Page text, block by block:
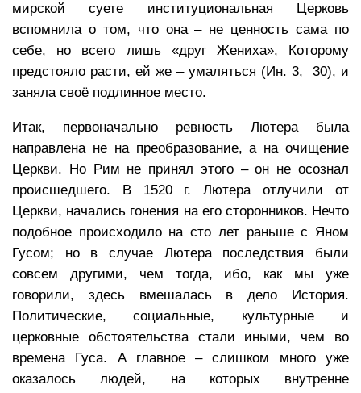
мирской суете институциональная Церковь
вспомнила о том, что она – не ценность сама по
себе, но всего лишь «друг Жениха», Которому
предстояло расти, ей же – умаляться (Ин. 3, 30), и
заняла своё подлинное место.
Итак, первоначально ревность Лютера была
направлена не на преобразование, а на очищение
Церкви. Но Рим не принял этого – он не осознал
происшедшего. В 1520 г. Лютера отлучили от
Церкви, начались гонения на его сторонников. Нечто
подобное происходило на сто лет раньше с Яном
Гусом; но в случае Лютера последствия были
совсем другими, чем тогда, ибо, как мы уже
говорили, здесь вмешалась в дело История.
Политические, социальные, культурные и
церковные обстоятельства стали иными, чем во
времена Гуса. А главное – слишком много уже
оказалось людей, на которых внутренне